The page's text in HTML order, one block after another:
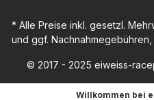
* Alle Preise inkl. gesetzl.
und ggf.
© 2017 - 2025 eiweiss-
Willkommen bei